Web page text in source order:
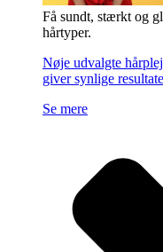
Få sundt, stærkt og
hårtyper.
Nøje udvalgte
giver synlige
Se mere